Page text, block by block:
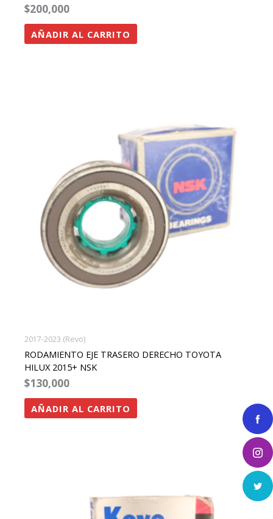
$200,000
AÑADIR AL CARRITO
2017-2023 (Revo)
RODAMIENTO EJE TRASERO DERECHO TOYOTA
HILUX 2015+ NSK
$130,000
AÑADIR AL CARRITO